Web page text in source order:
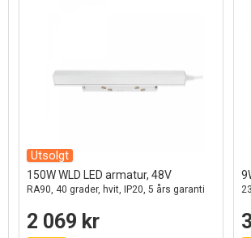
Utsolgt
150W WLD LED armatur, 48V
RA90, 40 grader, hvit, IP20, 5 års garanti
2 069 kr